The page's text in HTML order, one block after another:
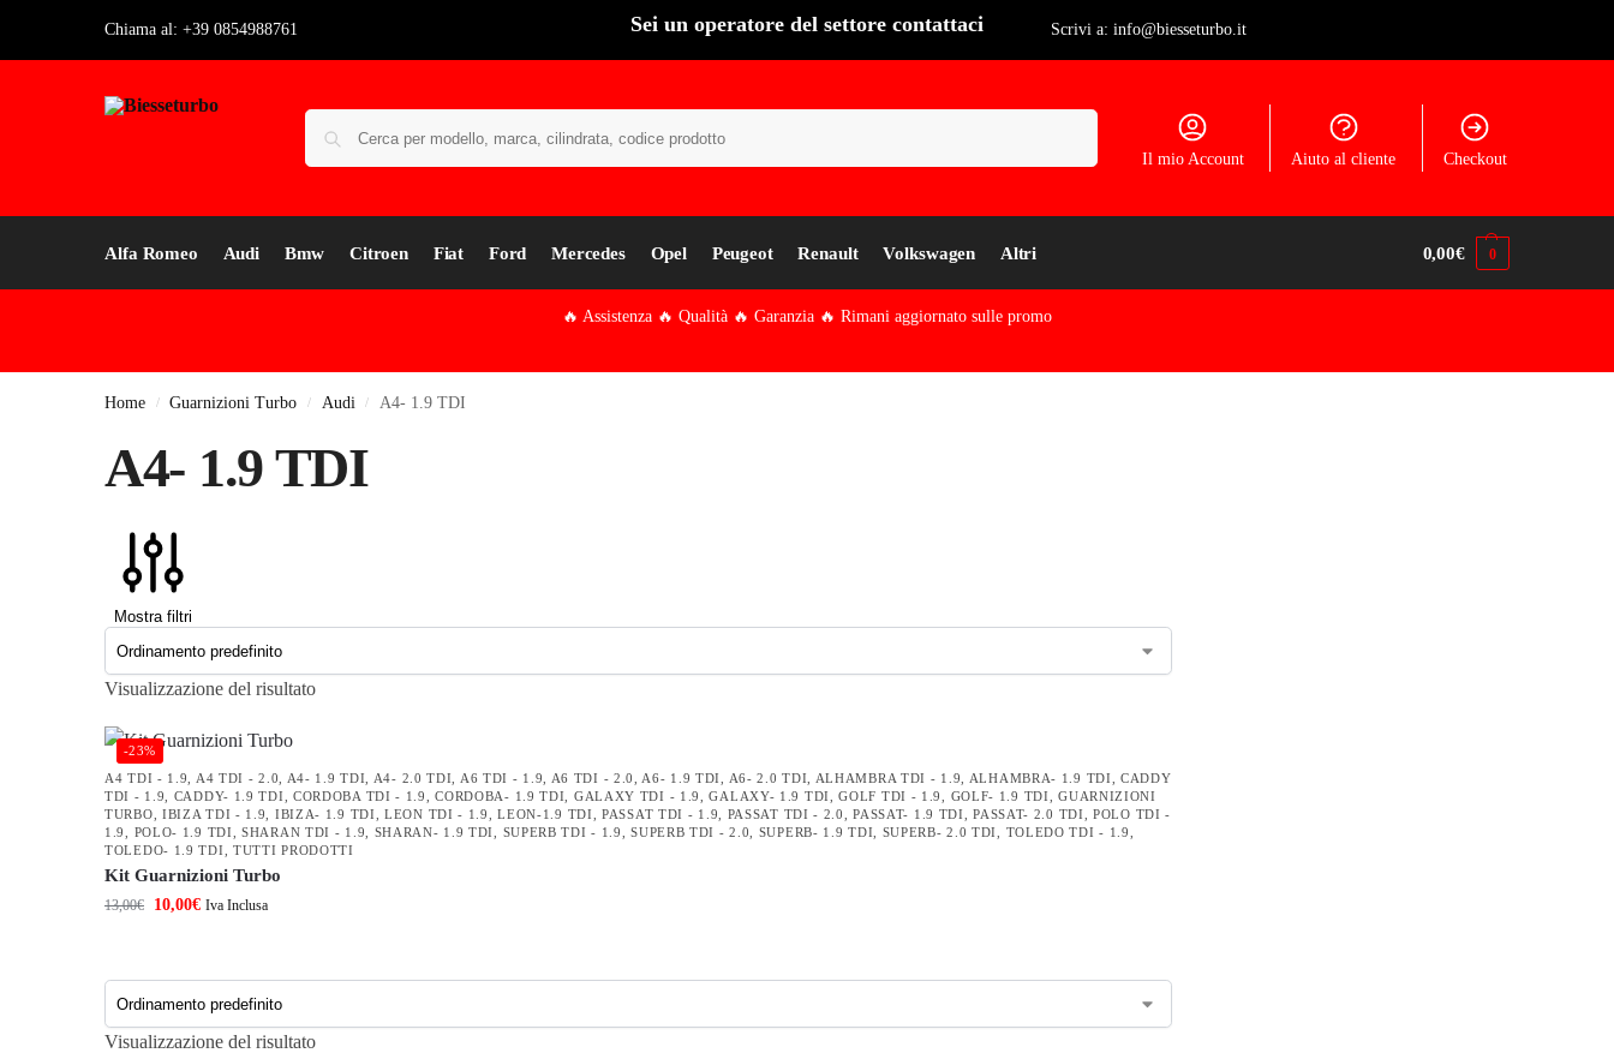
Chiama al: +39 0854988761 Sei un operatore del settore contattaci Scrivi a: info@biesseturbo.it
Il mio Account Aiuto al cliente Checkout
Alfa Romeo Audi Bmw Citroen Fiat Ford Mercedes Opel Peugeot Renault Volkswagen Altri 0,00€ 0
🔥 Assistenza 🔥 Qualità 🔥 Garanzia 🔥 Rimani aggiornato sulle promo
Home / Guarnizioni Turbo / Audi / A4- 1.9 TDI
A4- 1.9 TDI
Mostra filtri
Visualizzazione del risultato
-23%
A4 TDI - 1.9, A4 TDI - 2.0, A4- 1.9 TDI, A4- 2.0 TDI, A6 TDI - 1.9, A6 TDI - 2.0,A6- 1.9 TDI, A6- 2.0 TDI, ALHAMBRA TDI - 1.9, ALHAMBRA- 1.9 TDI,CADDY
TDI - 1.9, CADDY- 1.9 TDI, CORDOBA TDI - 1.9,CORDOBA- 1.9 TDI, GALAXY TDI - 1.9,GALAXY- 1.9 TDI,GOLF TDI - 1.9, GOLF- 1.9 TDI,GUARNIZIONI
TURBO, IBIZA TDI - 1.9, IBIZA- 1.9 TDI,LEON TDI - 1.9,LEON-1.9 TDI,PASSAT TDI - 1.9, PASSAT TDI - 2.0,PASSAT- 1.9 TDI,PASSAT- 2.0 TDI,POLO TDI -
1.9, POLO- 1.9 TDI,SHARAN TDI - 1.9, SHARAN- 1.9 TDI, SUPERB TDI - 1.9,SUPERB TDI - 2.0, SUPERB- 1.9 TDI, SUPERB- 2.0 TDI, TOLEDO TDI - 1.9,
TOLEDO- 1.9 TDI, TUTTI PRODOTTI
Kit Guarnizioni Turbo
13,00€ 10,00€ Iva Inclusa
Visualizzazione del risultato